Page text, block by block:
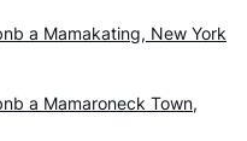
a Mamakating, New York
a Mamaroneck Town,